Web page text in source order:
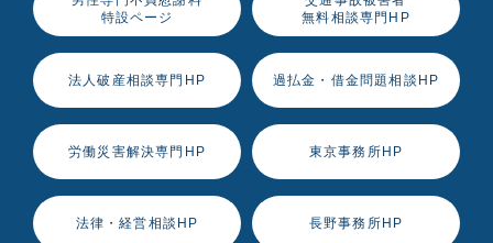
特設ページ
無料相談専門HP
法人破産相談専門HP 過払金・借金問題相談HP
労働災害解決専門HP 東京事務所HP
法律・経営相談HP 長野事務所HP